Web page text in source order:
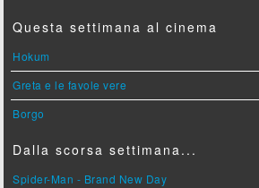
Questa settimana al cinema
Hokum
Greta e le favole vere
Borgo
Dalla scorsa settimana...
Spider-Man - Brand New Day